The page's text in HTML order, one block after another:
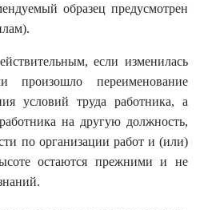
образец предусмотрен
если изменилась
произошло переименование
условий труда работника, а
на другую должность,
по организации работ и (или)
остаются прежними и не